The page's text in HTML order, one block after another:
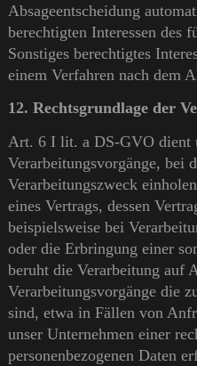
Absageentscheidung
berechtigten Interessen des
Sonstiges berechtigtes
einem Verfahren nach dem
12. Rechtsgrundlage der
Art. 6 I lit. a DS-GVO dient
Verarbeitungsvorgänge, bei
Verarbeitungszweck
eines Vertrags, dessen
beispielsweise bei
oder die Erbringung einer
beruht die Verarbeitung
Verarbeitungsvorgänge die
sind, etwa in Fällen von
unser Unternehmen einer
personenbezogenen Daten